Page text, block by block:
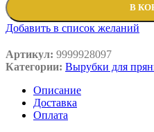
В
Добавить в список желаний
Артикул: 9999928097
Категории: Вырубки для
Описание
Доставка
Оплата